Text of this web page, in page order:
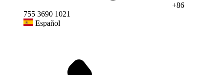
+86
755 3690 1021
Español